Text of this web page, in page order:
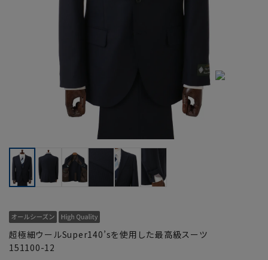
超極細ウールSuper140’sを使用した最高級スーツ
151100-12